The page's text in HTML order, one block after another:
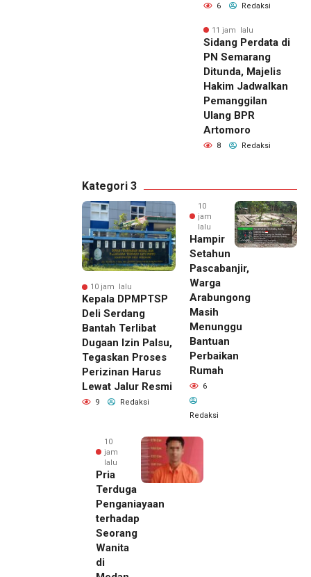
6 Redaksi
11 jam lalu
Sidang Perdata di
PN Semarang
Ditunda, Majelis
Hakim Jadwalkan
Pemanggilan
Ulang BPR
Artomoro
8 Redaksi
Kategori 3
10 jam lalu
Kepala DPMPTSP
Deli Serdang
Bantah Terlibat
Dugaan Izin Palsu,
Tegaskan Proses
Perizinan Harus
Lewat Jalur Resmi
9 Redaksi
10
jam
lalu
Hampir
Setahun
Pascabanjir,
Warga
Arabungong
Masih
Menunggu
Bantuan
Perbaikan
Rumah
6
Redaksi
10
jam
lalu
Pria
Terduga
Penganiayaan
terhadap
Seorang
Wanita
di10 jam lalu